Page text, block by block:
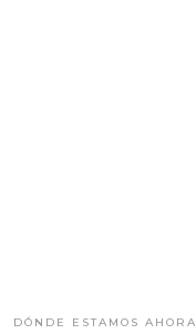
DÓNDE ESTAMOS AHORA